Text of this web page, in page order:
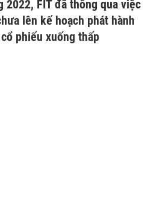
2022, FIT đã thông qua việc
lên kế hoạch phát hành
phiếu xuống thấp